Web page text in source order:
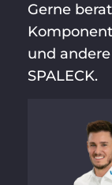
Gerne
und
SPALECK.